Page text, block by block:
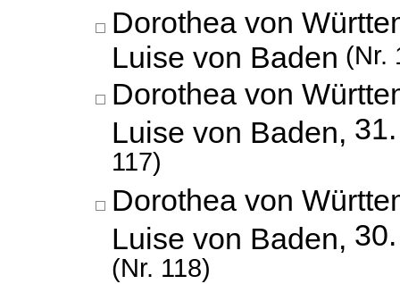
Dorothea von
Luise von Baden (Nr.
Dorothea von
Luise von Baden,
117)
Dorothea von
Luise von Baden,
(Nr. 118)